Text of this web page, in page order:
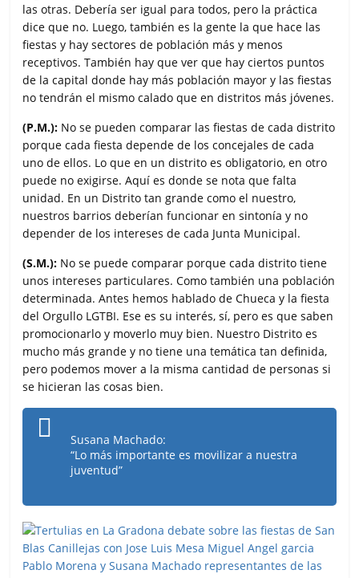
las otras. Debería ser igual para todos, pero la práctica
dice que no. Luego, también es la gente la que hace las
fiestas y hay sectores de población más y menos
receptivos. También hay que ver que hay ciertos puntos
de la capital donde hay más población mayor y las fiestas
no tendrán el mismo calado que en distritos más jóvenes.
(P.M.): No se pueden comparar las fiestas de cada distrito
porque cada fiesta depende de los concejales de cada
uno de ellos. Lo que en un distrito es obligatorio, en otro
puede no exigirse. Aquí es donde se nota que falta
unidad. En un Distrito tan grande como el nuestro,
nuestros barrios deberían funcionar en sintonía y no
depender de los intereses de cada Junta Municipal.
(S.M.): No se puede comparar porque cada distrito tiene
unos intereses particulares. Como también una población
determinada. Antes hemos hablado de Chueca y la fiesta
del Orgullo LGTBI. Ese es su interés, sí, pero es que saben
promocionarlo y moverlo muy bien. Nuestro Distrito es
mucho más grande y no tiene una temática tan definida,
pero podemos mover a la misma cantidad de personas si
se hicieran las cosas bien.
Susana Machado:
“Lo más importante es movilizar a nuestra
juventud”